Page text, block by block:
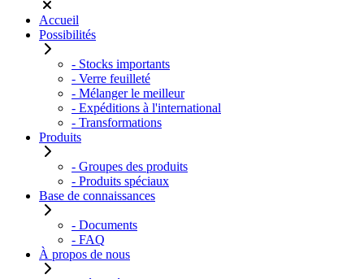
Accueil
Possibilités
- Stocks importants
- Verre feuilleté
- Mélanger le meilleur
- Expéditions à l'international
- Transformations
Produits
- Groupes des produits
- Produits spéciaux
Base de connaissances
- Documents
- FAQ
À propos de nous